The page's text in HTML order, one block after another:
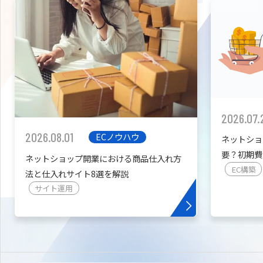
拡張プラグイン一覧
カスタマイズ開発
2026.08.01
ECノウハウ
ネットショップ開業における商品仕入れ方
法と仕入れサイト8選を解説
サイト運用
ネットシ
要？初期
を紹介
EC構築